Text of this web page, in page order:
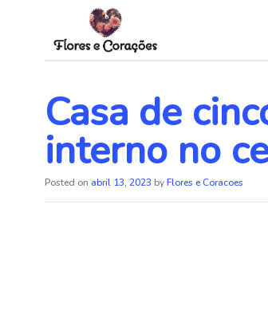
Skip
to
content
Casa de
interno no
Posted on abril 13, 2023 byFlores e Coracoes